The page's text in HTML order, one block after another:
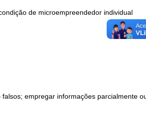
de microempreendedor individual
empregar informações parcialmente